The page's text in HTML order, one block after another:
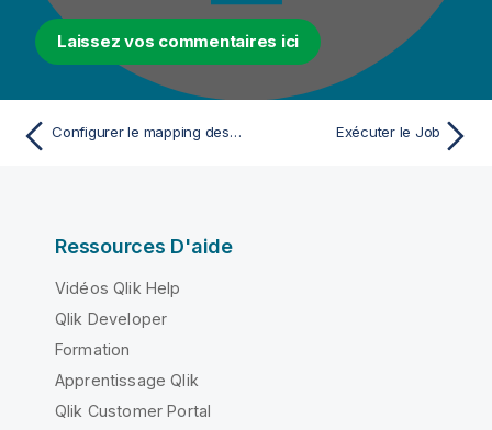
Laissez vos commentaires ici
Configurer le mapping des données afin de générer une sous-requête Exécuter le Job
Ressources D'aide
Vidéos Qlik Help
Qlik Developer
Formation
Apprentissage Qlik
Qlik Customer Portal